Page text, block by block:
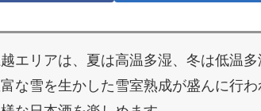
エリアは、夏は高温多湿、冬は低温
な雪を生かした雪室熟成が盛んに行